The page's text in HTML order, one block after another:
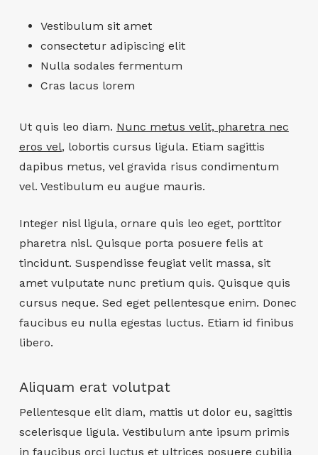
Vestibulum sit amet
consectetur adipiscing elit
Nulla sodales fermentum
Cras lacus lorem
Ut quis leo diam. Nunc metus velit, pharetra nec
eros vel, lobortis cursus ligula. Etiam sagittis
dapibus metus, vel gravida risus condimentum
vel. Vestibulum eu augue mauris.
Integer nisl ligula, ornare quis leo eget, porttitor
pharetra nisl. Quisque porta posuere felis at
tincidunt. Suspendisse feugiat velit massa, sit
amet vulputate nunc pretium quis. Quisque quis
cursus neque. Sed eget pellentesque enim. Donec
faucibus eu nulla egestas luctus. Etiam id finibus
libero.
Aliquam erat volutpat
Pellentesque elit diam, mattis ut dolor eu, sagittis
scelerisque ligula. Vestibulum ante ipsum primis
in faucibus orci luctus et ultrices posuere cubilia